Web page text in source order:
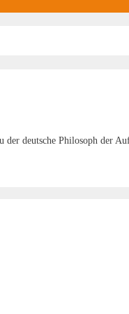
der deutsche Philosoph der